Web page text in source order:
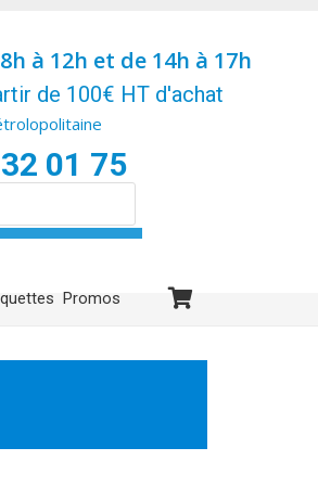
01 75
à 12h et de 14h à 17h
de 100€ HT d'achat
Promos